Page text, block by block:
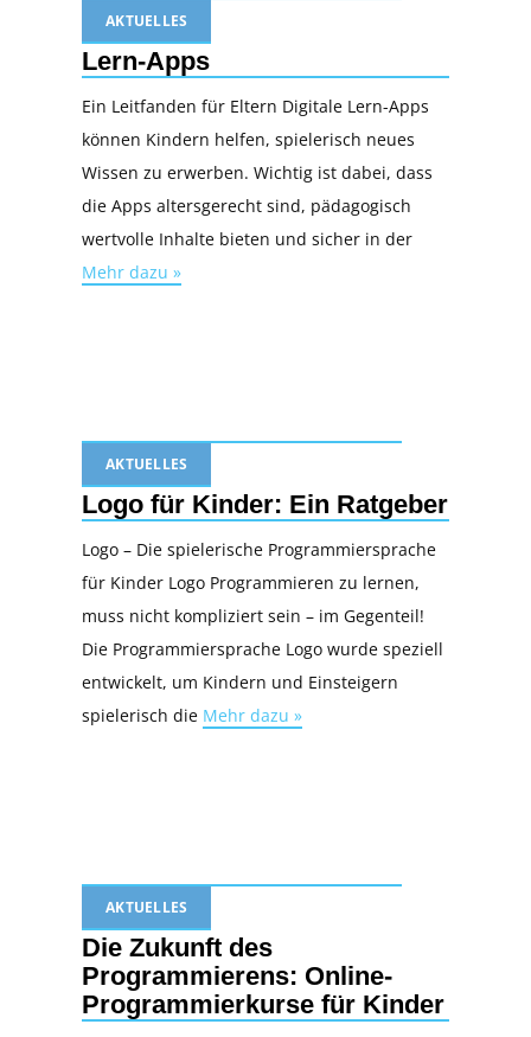
AKTUELLES
Lern-Apps
Ein Leitfanden für Eltern Digitale Lern-Apps
können Kindern helfen, spielerisch neues
Wissen zu erwerben. Wichtig ist dabei, dass
die Apps altersgerecht sind, pädagogisch
wertvolle Inhalte bieten und sicher in der
Mehr dazu »
AKTUELLES
Logo für Kinder: Ein Ratgeber
Logo – Die spielerische Programmiersprache
für Kinder Logo Programmieren zu lernen,
muss nicht kompliziert sein – im Gegenteil!
Die Programmiersprache Logo wurde speziell
entwickelt, um Kindern und Einsteigern
spielerisch die Mehr dazu »
AKTUELLES
Die Zukunft des
Programmierens: Online-
Programmierkurse für Kinder